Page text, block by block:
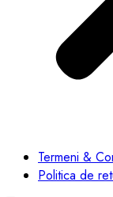
Termeni &
Politica de